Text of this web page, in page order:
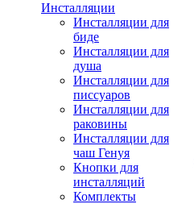
Инсталляции
Инсталляции для
биде
Инсталляции для
душа
Инсталляции для
писсуаров
Инсталляции для
раковины
Инсталляции для
чаш Генуя
Кнопки для
инсталляций
Комплекты